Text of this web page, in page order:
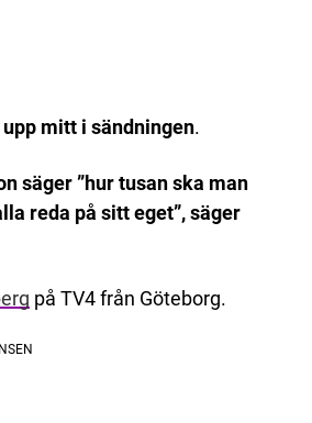
mitt i sändningen.
säger ”hur tusan ska man
reda på sitt eget”, säger
på TV4 från Göteborg.